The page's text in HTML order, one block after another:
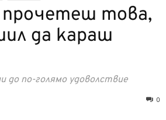
прочетеш това,
да караш
до по-голямо удоволствие
0